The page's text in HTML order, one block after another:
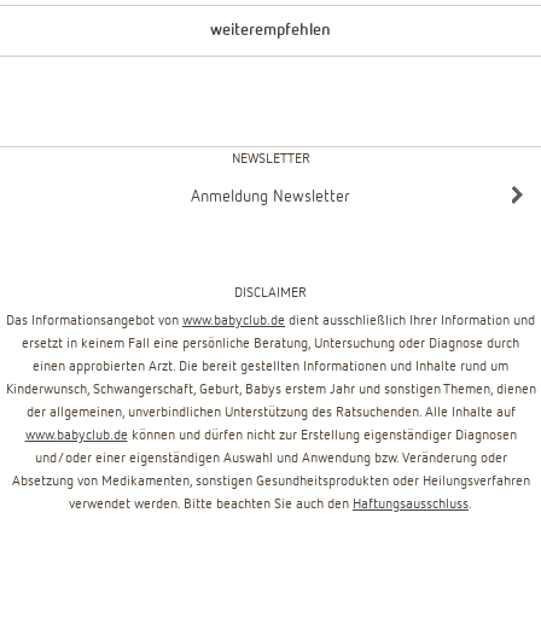
weiterempfehlen
NEWSLETTER
Anmeldung Newsletter
DISCLAIMER
Das Informationsangebot von www.babyclub.de dient ausschließlich Ihrer Information und
ersetzt in keinem Fall eine persönliche Beratung, Untersuchung oder Diagnose durch
einen approbierten Arzt. Die bereit gestellten Informationen und Inhalte rund um
Kinderwunsch, Schwangerschaft, Geburt, Babys erstem Jahr und sonstigen Themen, dienen
der allgemeinen, unverbindlichen Unterstützung des Ratsuchenden. Alle Inhalte auf
www.babyclub.de können und dürfen nicht zur Erstellung eigenständiger Diagnosen
und/oder einer eigenständigen Auswahl und Anwendung bzw. Veränderung oder
Absetzung von Medikamenten, sonstigen Gesundheitsprodukten oder Heilungsverfahren
verwendet werden. Bitte beachten Sie auch den Haftungsausschluss.